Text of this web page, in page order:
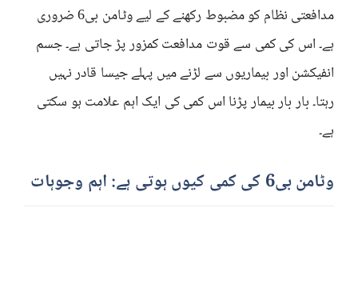
مدافعتی نظام کو مضبوط رکھنے کے لیے وٹامن بی6 ضروری
ہے۔ اس کی کمی سے قوت مدافعت کمزور پڑ جاتی ہے۔ جسم
انفیکشن اور بیماریوں سے لڑنے میں پہلے جیسا قادر نہیں
رہتا۔ بار بار بیمار پڑنا اس کمی کی ایک اہم علامت ہو سکتی
ہے۔
وٹامن بی6 کی کمی کیوں ہوتی ہے: اہم وجوہات